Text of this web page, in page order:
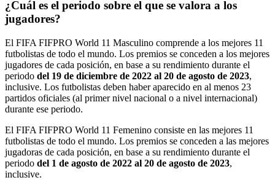
¿Cuál es el periodo sobre el que se valora a los
jugadores?
El FIFA FIFPRO World 11 Masculino comprende a los mejores 11
futbolistas de todo el mundo. Los premios se conceden a los mejores
jugadores de cada posición, en base a su rendimiento durante el
periodo del 19 de diciembre de 2022 al 20 de agosto de 2023,
inclusive. Los futbolistas deben haber aparecido en al menos 23
partidos oficiales (al primer nivel nacional o a nivel internacional)
durante ese periodo.
El FIFA FIFPRO World 11 Femenino consiste en las mejores 11
futbolistas de todo el mundo. Los premios se conceden a las mejores
jugadoras de cada posición, en base a su rendimiento durante el
periodo del 1 de agosto de 2022 al 20 de agosto de 2023,
inclusive.